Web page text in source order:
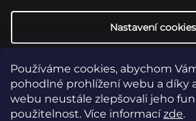
Používáme cookies, abychom
pohodlné prohlížení webu a díky
webu neustále zlepšovali jeho
použitelnost. Více informacízde.
Nastavení cookies